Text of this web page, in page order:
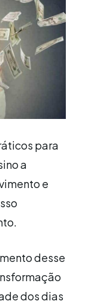
para
a
e
desse
dos dias